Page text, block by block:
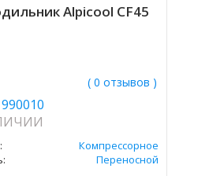
Alpicool CF45
( 0 отзывов )
990010
Компрессорное
Переносной